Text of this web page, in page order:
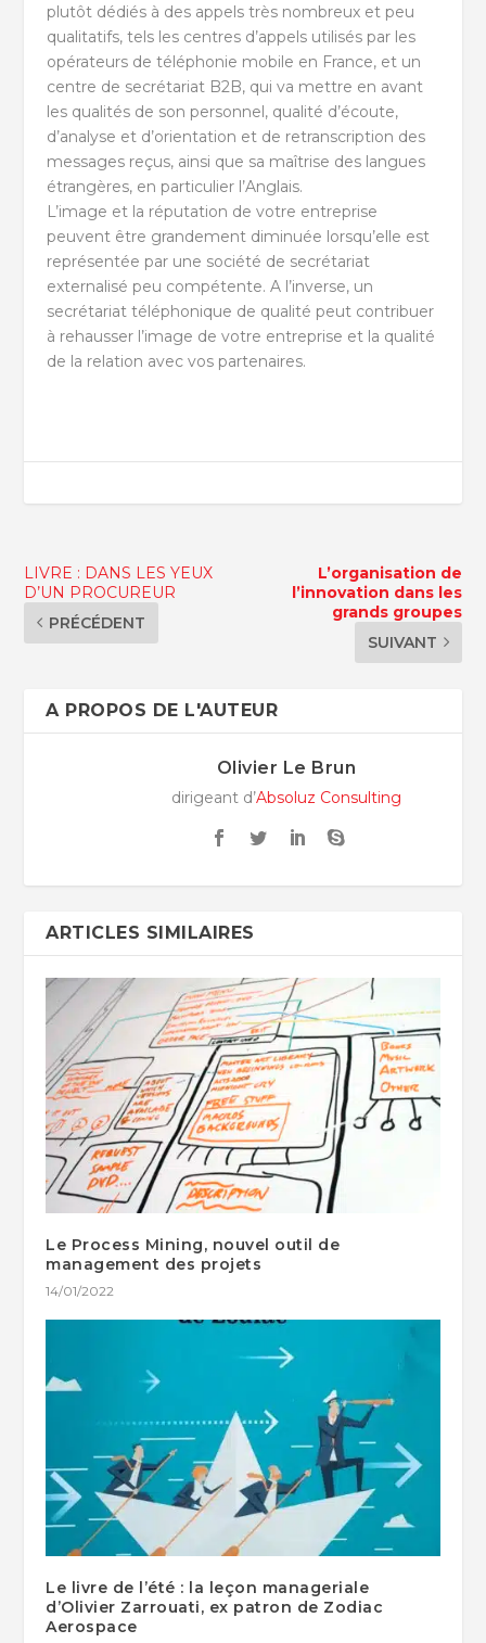
plutôt dédiés à des appels très nombreux et peu
qualitatifs, tels les centres d’appels utilisés par les
opérateurs de téléphonie mobile en France, et un
centre de secrétariat B2B, qui va mettre en avant
les qualités de son personnel, qualité d’écoute,
d’analyse et d’orientation et de retranscription des
messages reçus, ainsi que sa maîtrise des langues
étrangères, en particulier l’Anglais.
L’image et la réputation de votre entreprise
peuvent être grandement diminuée lorsqu’elle est
représentée par une société de secrétariat
externalisé peu compétente. A l’inverse, un
secrétariat téléphonique de qualité peut contribuer
à rehausser l’image de votre entreprise et la qualité
de la relation avec vos partenaires.
LIVRE : DANS LES YEUX
D’UN PROCUREUR
PRÉCÉDENT
L’organisation de
l’innovation dans les
grands groupes
SUIVANT
A PROPOS DE L'AUTEUR
Olivier Le Brun
dirigeant d’Absoluz Consulting
ARTICLES SIMILAIRES
Le Process Mining, nouvel outil de
management des projets
14/01/2022
Le livre de l’été : la leçon manageriale
d’Olivier Zarrouati, ex patron de Zodiac
Aerospace